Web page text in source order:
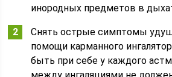
инородных предметов в
Снять острые симптомы
помощи карманного
быть при себе у каждого